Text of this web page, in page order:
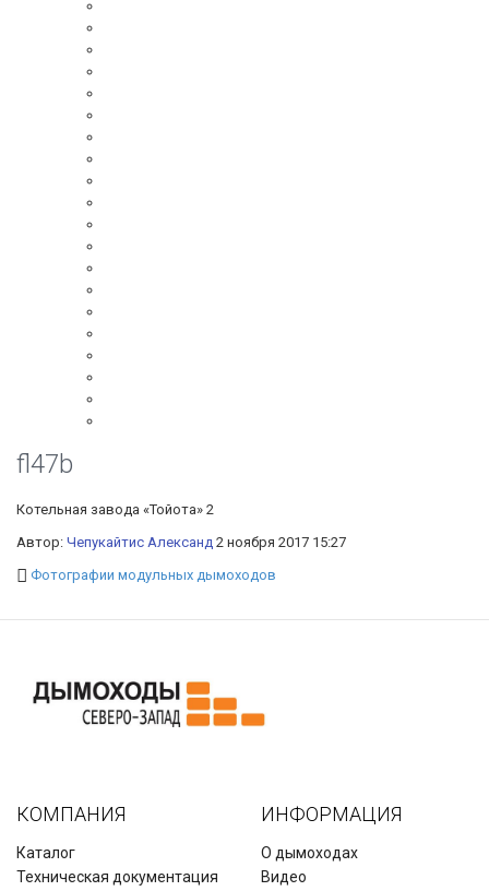
fl47b
Котельная завода «Тойота» 2
Автор: Чепукайтис Александ 2 ноября 2017 15:27
Фотографии модульных дымоходов
КОМПАНИЯ
Каталог
Техническая документация
ИНФОРМАЦИЯ
О дымоходах
Видео